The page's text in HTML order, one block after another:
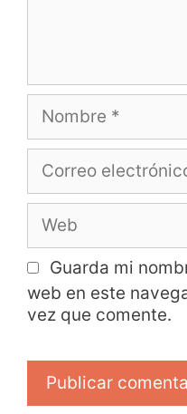
Guarda mi
web en este
vez que comente.